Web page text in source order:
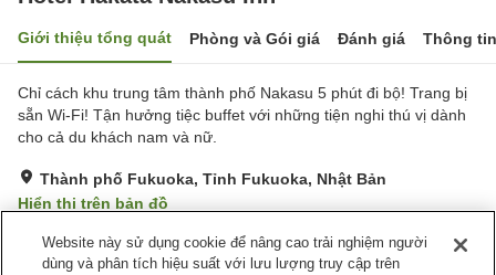
Giới thiệu tổng quát Phòng và Gói giá Đánh giá Thông
Chỉ cách khu trung tâm thành phố Nakasu 5 phút đi bộ! Trang bị
sẵn Wi-Fi! Tận hưởng tiệc buffet với những tiện nghi thú vị dành
cho cả du khách nam và nữ.
Thành phố Fukuoka, Tỉnh Fukuoka, Nhật Bản
Hiển thị trên bản đồ
Rất tốt Đánh giá:441 lượt
Website này sử dụng cookie để nâng cao trải nghiệm người
dùng và phân tích hiệu suất với lưu lượng truy cập trên